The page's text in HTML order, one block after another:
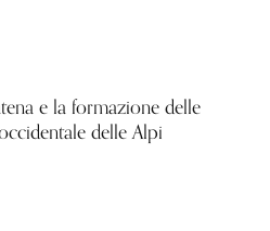
e la formazione delle
delle Alpi